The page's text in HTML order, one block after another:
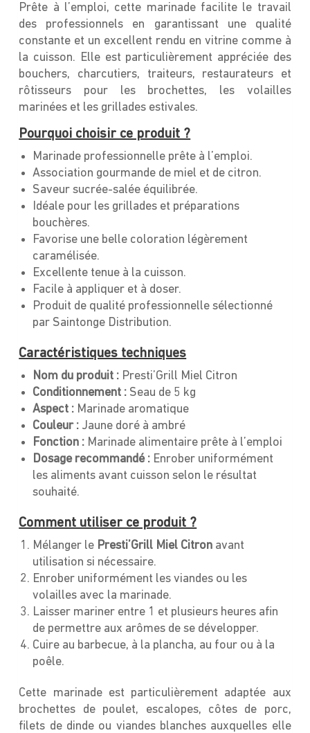
Prête à l’emploi, cette marinade facilite le travail
des professionnels en garantissant une qualité
constante et un excellent rendu en vitrine comme à
la cuisson. Elle est particulièrement appréciée des
bouchers, charcutiers, traiteurs, restaurateurs et
rôtisseurs pour les brochettes, les volailles
marinées et les grillades estivales.
Pourquoi choisir ce produit ?
Marinade professionnelle prête à l’emploi.
Association gourmande de miel et de citron.
Saveur sucrée-salée équilibrée.
Idéale pour les grillades et préparations
bouchères.
Favorise une belle coloration légèrement
caramélisée.
Excellente tenue à la cuisson.
Facile à appliquer et à doser.
Produit de qualité professionnelle sélectionné
par Saintonge Distribution.
Caractéristiques techniques
Nom du produit : Presti’Grill Miel Citron
Conditionnement : Seau de 5 kg
Aspect : Marinade aromatique
Couleur : Jaune doré à ambré
Fonction : Marinade alimentaire prête à l’emploi
Dosage recommandé : Enrober uniformément
les aliments avant cuisson selon le résultat
souhaité.
Comment utiliser ce produit ?
Mélanger le Presti’Grill Miel Citron avant
utilisation si nécessaire.
Enrober uniformément les viandes ou les
volailles avec la marinade.
Laisser mariner entre 1 et plusieurs heures afin
de permettre aux arômes de se développer.
Cuire au barbecue, à la plancha, au four ou à la
poêle.
Cette marinade est particulièrement adaptée aux
brochettes de poulet, escalopes, côtes de porc,
filets de dinde ou viandes blanches auxquelles elle